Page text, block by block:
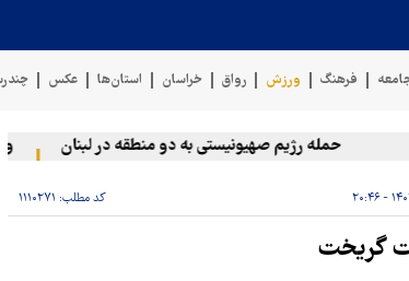
فرهنگ ورزش رواق خراسان استان‌ها عکس
حمله رژیم صهیونیستی به دو منطقه در لبنان وقوع
کد مطلب: ۱۱۱۰۲۷۱